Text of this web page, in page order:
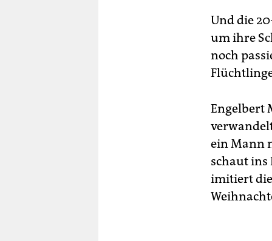
Und die
um ihre
noch
Engelbert
ein Mann
schaut ins
imitiert die